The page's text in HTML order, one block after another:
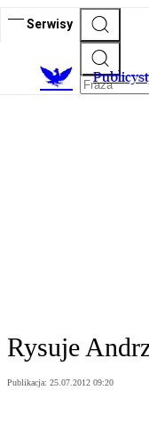
Serwisy
Rysuje
Publikacja: 25.07.2012 09:20